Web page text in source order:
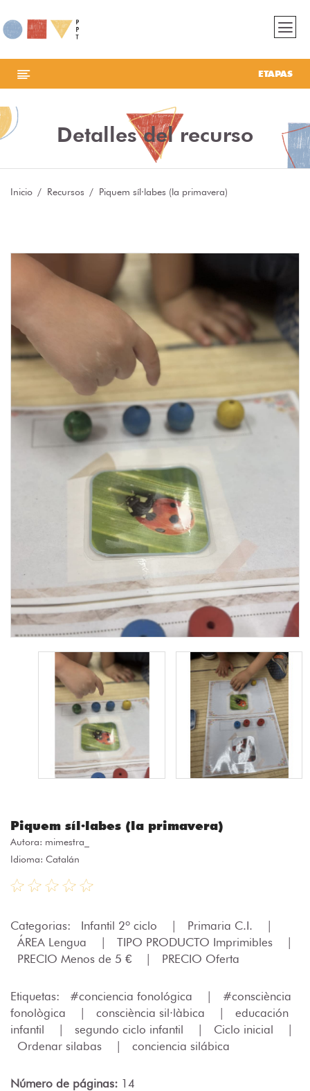
ETAPAS
Detalles del recurso
Inicio Recursos Piquem síl·labes (la primavera)
Piquem síl·labes (la primavera)
Autora: mimestra_
Idioma: Catalán
Categorias: Infantil 2º ciclo | Primaria C.I.
|
ÁREA Lengua
| TIPO PRODUCTO Imprimibles
|
PRECIO Menos de 5 €
| PRECIO Oferta
Etiquetas: #conciencia fonológica |
#consciència
fonològica
| consciència sil·làbica |
educación
infantil
| segundo ciclo infantil | Ciclo inicial
|
Ordenar silabas
| conciencia silábica
Número de páginas: 14